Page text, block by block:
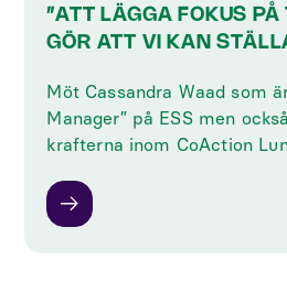
”ATT LÄGGA FOKUS PÅ
GÖR ATT VI KAN
Möt Cassandra Waad som
Manager” på ESS men
krafterna inom CoAction